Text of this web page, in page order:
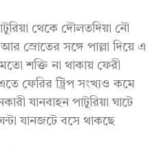
থেকে দৌলতদিয়া নৌ
স্রোতের সঙ্গে পাল্লা দিয়ে এ
শক্তি না থাকায় ফেরী
ফেরির ট্রিপ সংখ্যও কমে
যানবাহন পাটুরিয়া ঘাটে
যানজটে বসে থাকছে